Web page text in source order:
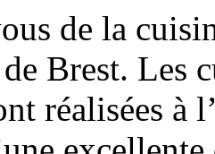
de la
Brest. Les
réalisées à